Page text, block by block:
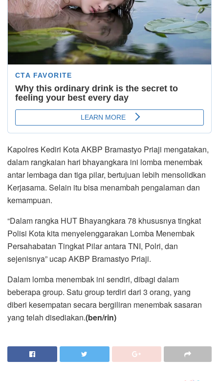
Kapolres Kediri Kota AKBP Bramastyo Priaji mengatakan,
dalam rangkaian hari bhayangkara ini lomba menembak
antar lembaga dan tiga pilar, bertujuan lebih mensolidkan
Kerjasama. Selain itu bisa menambah pengalaman dan
kemampuan.
“Dalam rangka HUT Bhayangkara 78 khususnya tingkat
Polisi Kota kita menyelenggarakan Lomba Menembak
Persahabatan Tingkat Pilar antara TNI, Polri, dan
sejenisnya” ucap AKBP Bramastyo Priaji.
Dalam lomba menembak ini sendiri, dibagi dalam
beberapa group. Satu group terdiri dari 3 orang, yang
diberi kesempatan secara bergiliran menembak sasaran
yang telah disediakan.(ben/rin)